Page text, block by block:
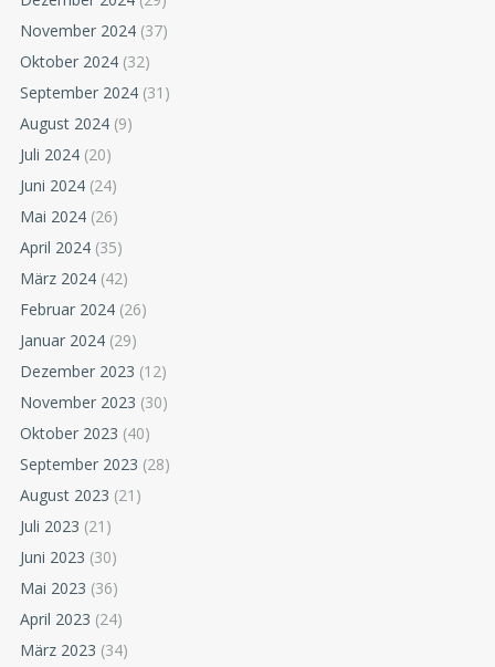
November 2024 (37)
Oktober 2024 (32)
September 2024 (31)
August 2024 (9)
Juli 2024 (20)
Juni 2024 (24)
Mai 2024 (26)
April 2024 (35)
März 2024 (42)
Februar 2024 (26)
Januar 2024 (29)
Dezember 2023 (12)
November 2023 (30)
Oktober 2023 (40)
September 2023 (28)
August 2023 (21)
Juli 2023 (21)
Juni 2023 (30)
Mai 2023 (36)
April 2023 (24)
März 2023 (34)